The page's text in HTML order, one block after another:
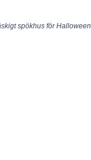
spökhus för Halloween